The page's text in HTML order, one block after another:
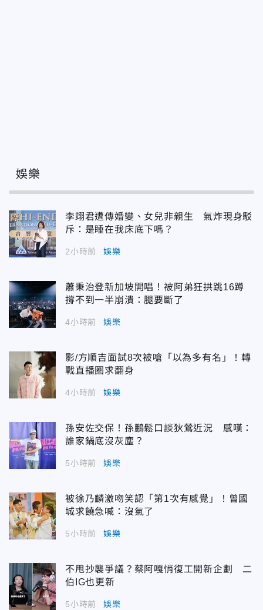
娛樂
李翊君遭傳婚變、女兒非親生 氣炸現身駁
斥：是睡在我床底下嗎？
2小時前 娛樂
蕭秉治登新加坡開唱！被阿弟狂拱跳16蹲
撐不到一半崩潰：腿要斷了
4小時前 娛樂
影/方順吉面試8次被嗆「以為多有名」！轉
戰直播圈求翻身
4小時前 娛樂
孫安佐交保！孫鵬鬆口談狄鶯近況 感嘆：
誰家鍋底沒灰塵？
5小時前 娛樂
被徐乃麟激吻笑認「第1次有感覺」！曾國
城求饒急喊：沒氣了
5小時前 娛樂
不甩抄襲爭議？蔡阿嘎悄復工開新企劃 二
伯IG也更新
5小時前 娛樂